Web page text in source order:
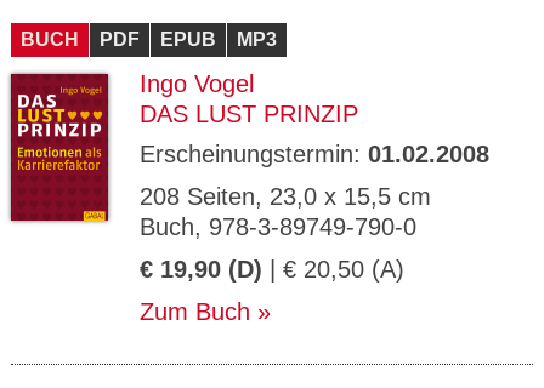
BUCH PDF EPUB MP3
Ingo Vogel
DAS LUST PRINZIP
Erscheinungstermin: 01.02.2008
208 Seiten, 23,0 x 15,5 cm
Buch, 978-3-89749-790-0
€ 19,90 (D) | € 20,50 (A)
Zum Buch